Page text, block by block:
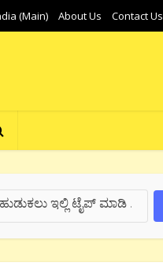
(Main) About Us Contact Us